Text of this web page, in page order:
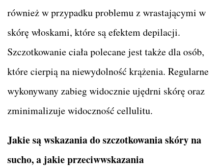
również w przypadku problemu z wrastającymi w
skórę włoskami, które są efektem depilacji.
Szczotkowanie ciała polecane jest także dla osób,
które cierpią na niewydolność krążenia. Regularne
wykonywany zabieg widocznie ujędrni skórę oraz
zminimalizuje widoczność cellulitu.
Jakie są wskazania do szczotkowania skóry na
sucho, a jakie przeciwwskazania